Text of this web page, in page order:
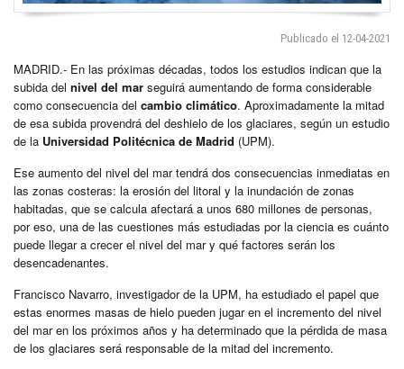
Publicado el 12-04-2021
MADRID.- En las próximas décadas, todos los estudios indican que la
subida del nivel del mar seguirá aumentando de forma considerable
como consecuencia del cambio climático. Aproximadamente la mitad
de esa subida provendrá del deshielo de los glaciares, según un estudio
de la Universidad Politécnica de Madrid (UPM).
Ese aumento del nivel del mar tendrá dos consecuencias inmediatas en
las zonas costeras: la erosión del litoral y la inundación de zonas
habitadas, que se calcula afectará a unos 680 millones de personas,
por eso, una de las cuestiones más estudiadas por la ciencia es cuánto
puede llegar a crecer el nivel del mar y qué factores serán los
desencadenantes.
Francisco Navarro, investigador de la UPM, ha estudiado el papel que
estas enormes masas de hielo pueden jugar en el incremento del nivel
del mar en los próximos años y ha determinado que la pérdida de masa
de los glaciares será responsable de la mitad del incremento.